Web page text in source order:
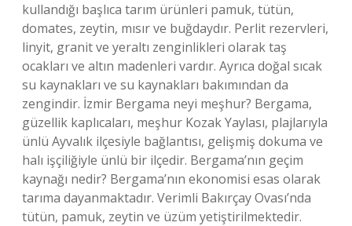
kullandığı başlıca tarım ürünleri pamuk, tütün,
domates, zeytin, mısır ve buğdaydır. Perlit rezervleri,
linyit, granit ve yeraltı zenginlikleri olarak taş
ocakları ve altın madenleri vardır. Ayrıca doğal sıcak
su kaynakları ve su kaynakları bakımından da
zengindir. İzmir Bergama neyi meşhur? Bergama,
güzellik kaplıcaları, meşhur Kozak Yaylası, plajlarıyla
ünlü Ayvalık ilçesiyle bağlantısı, gelişmiş dokuma ve
halı işçiliğiyle ünlü bir ilçedir. Bergama’nın geçim
kaynağı nedir? Bergama’nın ekonomisi esas olarak
tarıma dayanmaktadır. Verimli Bakırçay Ovası’nda
tütün, pamuk, zeytin ve üzüm yetiştirilmektedir.